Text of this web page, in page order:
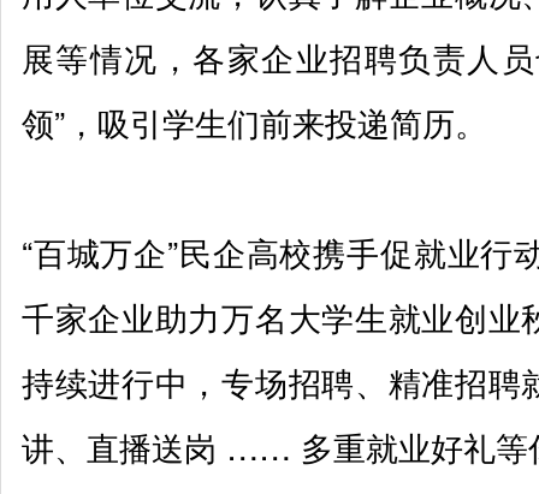
展等情况，各家企业招聘负责人
领”，吸引学生们前来投递简历。
“百城万企”民企高校携手促就业行
千家企业助力万名大学生就业创业
持续进行中，专场招聘、精准招聘
讲、直播送岗 …… 多重就业好礼等